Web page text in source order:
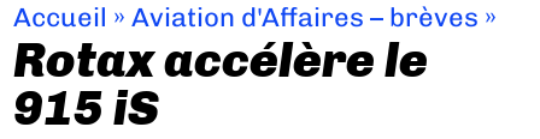
Accueil »Aviation d'Affaires – brèves »
Rotax accélère le
915 iS